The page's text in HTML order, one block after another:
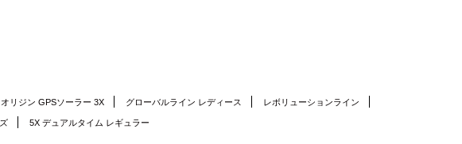
リジン GPSソーラー 3X グローバルライン レディース レボリューションライン
5X デュアルタイム レギュラー